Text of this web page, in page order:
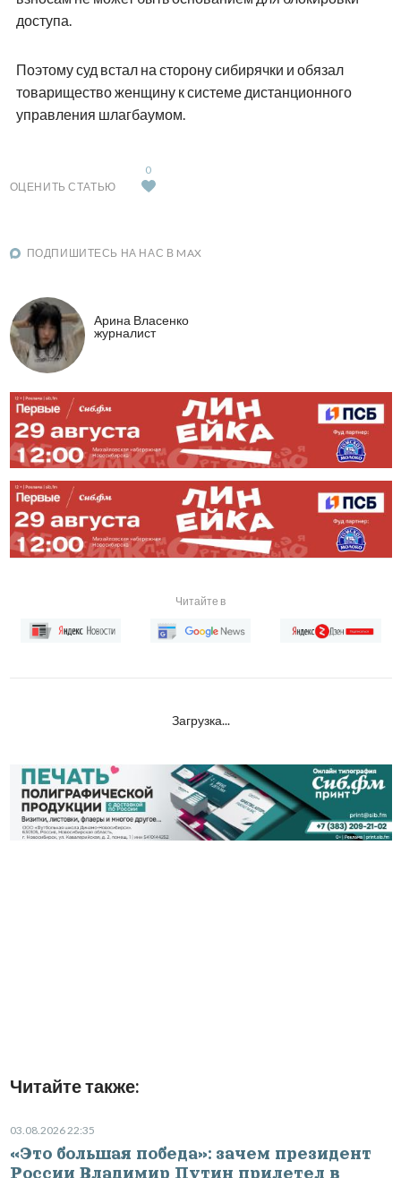
доступа.
Поэтому суд встал на сторону сибирячки и обязал
товарищество женщину к системе дистанционного
управления шлагбаумом.
ОЦЕНИТЬ СТАТЬЮ
0
ПОДПИШИТЕСЬ НА НАС В MAX
Арина Власенко
журналист
Читайте в
Загрузка...
Читайте также:
03.08.2026 22:35
«Это большая победа»: зачем президент
России Владимир Путин прилетел в